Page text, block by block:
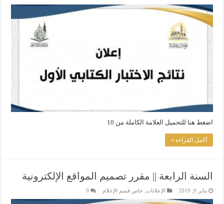
اضغط هنا للتحميل العلامة الكاملة من 10
أكمل القراءة »
السنة الرابعة || مقرر تصميم المواقع الإلكترونية
يناير 9, 2019 الإعلانات خاص قسم الإعلام 0